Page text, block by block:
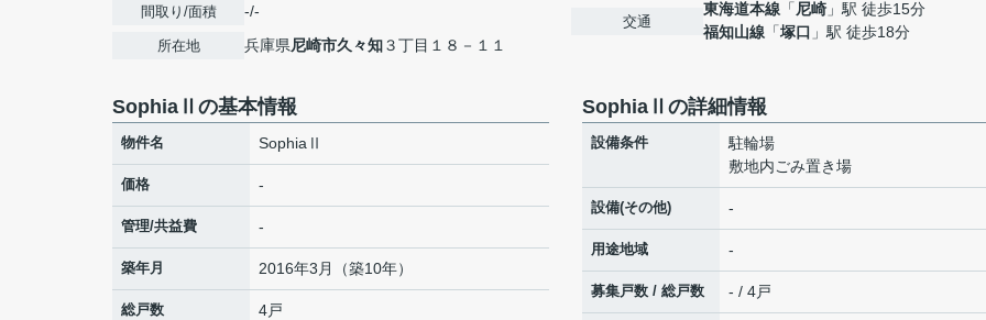
間取り/面積 -/-
所在地 兵庫県尼崎市久々知３丁目１８－１１
交通
東海道本線 「 尼崎 」駅 徒歩15分
福知山線 「塚口 」駅 徒歩18分
SophiaⅡの基本情報
物件名 SophiaⅡ
価格 -
管理/共益費 -
築年月 2016年3月（築10年）
総戸数 4戸
SophiaⅡの詳細情報
設備条件
駐輪場
敷地内ごみ置き場
設備(その他) -
用途地域 -
募集戸数 / 総戸数 - / 4戸